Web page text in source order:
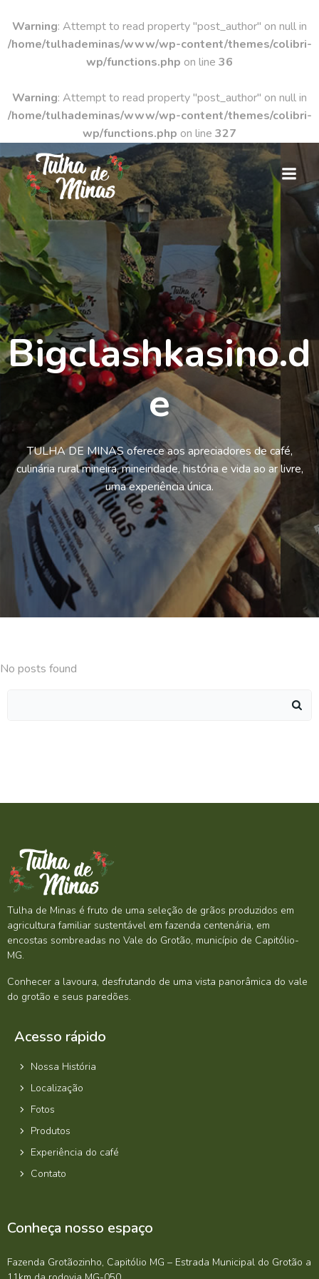
Warning: Attempt to read property "post_author" on null in
/home/tulhademinas/www/wp-content/themes/colibri-
wp/functions.php on line 36
Warning: Attempt to read property "post_author" on null in
/home/tulhademinas/www/wp-content/themes/colibri-
wp/functions.php on line 327
Pular
para
o
conteúdo
Bigclashkasino.d
e
TULHA DE MINAS oferece aos apreciadores de café,
culinária rural mineira, mineiridade, história e vida ao ar livre,
uma experiência única.
No posts found
Tulha de Minas é fruto de uma seleção de grãos produzidos em
agricultura familiar sustentável em fazenda centenária, em
encostas sombreadas no Vale do Grotão, município de Capitólio-
MG.
Conhecer a lavoura, desfrutando de uma vista panorâmica do vale
do grotão e seus paredões.
Acesso rápido
Nossa História
Localização
Fotos
Produtos
Experiência do café
Contato
Conheça nosso espaço
Fazenda Grotãozinho, Capitólio MG – Estrada Municipal do Grotão a